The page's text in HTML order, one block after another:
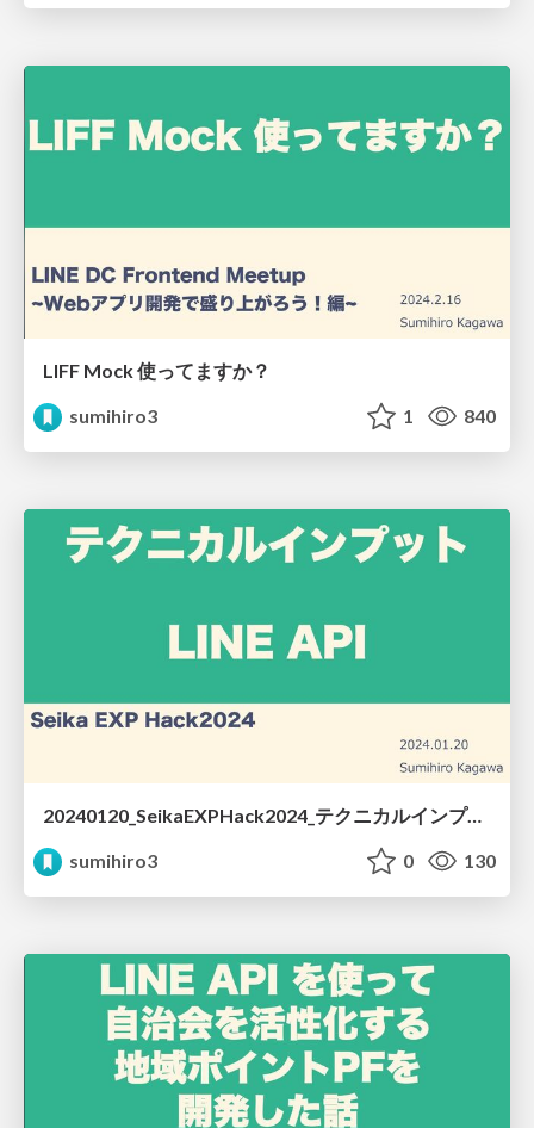
LIFF Mock 使ってますか？
sumihiro3
1 840
20240120_SeikaEXPHack2024_テクニカルインプット.pdf
sumihiro3
0 130